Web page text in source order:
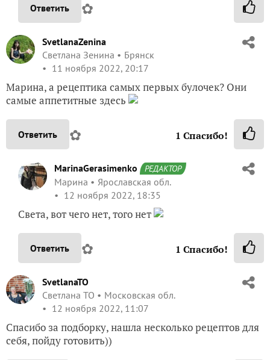
Ответить ✿
SvetlanaZenina
Светлана Зенина
Брянск
11 ноября 2022, 20:17
Марина, а рецептика самых первых булочек? Они
самые аппетитные здесь
Ответить ✿ 1 Спасибо!
MarinaGerasimenko РЕДАКТОР
Марина
Ярославская обл.
12 ноября 2022, 18:35
Света, вот чего нет, того нет
Ответить ✿ 1 Спасибо!
SvetlanaTO
Светлана ТО
Московская обл.
12 ноября 2022, 11:07
Спасибо за подборку, нашла несколько рецептов для
себя, пойду готовить))